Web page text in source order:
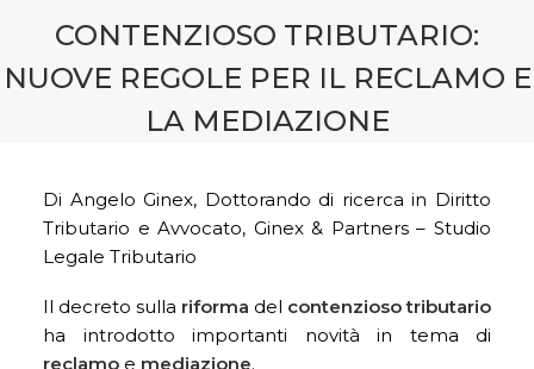
CONTENZIOSO TRIBUTARIO:
NUOVE REGOLE PER IL RECLAMO E
LA MEDIAZIONE
Di Angelo Ginex, Dottorando di ricerca in Diritto
Tributario e Avvocato, Ginex & Partners – Studio
Legale Tributario
Il decreto sulla riforma del contenzioso tributario
ha introdotto importanti novità in tema di
reclamo e mediazione.